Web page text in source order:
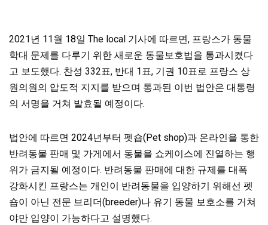
2021년 11월 18일 The local 기사에 따르면, 프랑스가 동물
학대 문제를 다루기 위한 새로운 동물보호법을 통과시켰다
고 보도했다. 찬성 332표, 반대 1표, 기권 10표로 프랑스 상
원의원의 압도적 지지를 받으며 통과된 이번 법안은 대통령
의 서명을 거쳐 발효될 예정이다.
법안에 따르면 2024년부터 펫숍(Pet shop)과 온라인을 통한
반려동물 판매 및 가게에서 동물을 쇼케이스에 진열하는 행
위가 금지될 예정이다. 반려동물 판매에 대한 규제를 대폭
강화시킨 프랑스는 개인이 반려동물을 입양하기 위해선 펫
숍이 아닌 전문 브리더(breeder)나 유기 동물 보호소를 거쳐
야만 입양이 가능하다고 설명했다.